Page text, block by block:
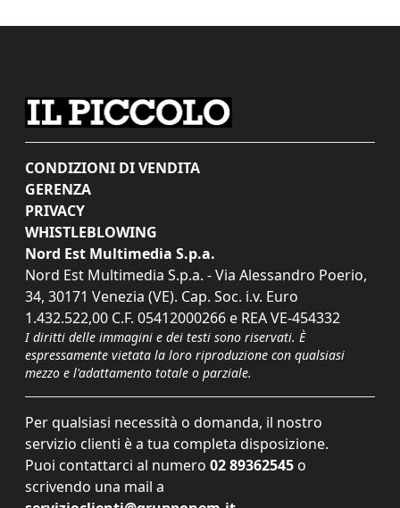
CONDIZIONI DI VENDITA
GERENZA
PRIVACY
WHISTLEBLOWING
Nord Est Multimedia S.p.a.
Nord Est Multimedia S.p.a. - Via Alessandro Poerio,
34, 30171 Venezia (VE). Cap. Soc. i.v. Euro
1.432.522,00 C.F. 05412000266 e REA VE-454332
I diritti delle immagini e dei testi sono riservati. È
espressamente vietata la loro riproduzione con qualsiasi
mezzo e l'adattamento totale o parziale.
Per qualsiasi necessità o domanda, il nostro
servizio clienti è a tua completa disposizione.
Puoi contattarci al numero 02 89362545 o
scrivendo una mail a